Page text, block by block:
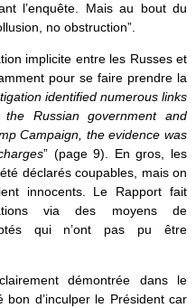
l’enquête. Mais au bout du
no obstruction”.
implicite entre les Russes et
pour se faire prendre la
identified numerous links
Russian government and
Campaign, the evidence was
” (page 9). En gros, les
déclarés coupables, mais on
innocents. Le Rapport fait
via des moyens de
qui n’ont pas pu être
démontrée dans le
bon d’inculper le Président car